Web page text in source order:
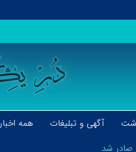
آگهی و تبلیغات همه اخبار
صادر شد